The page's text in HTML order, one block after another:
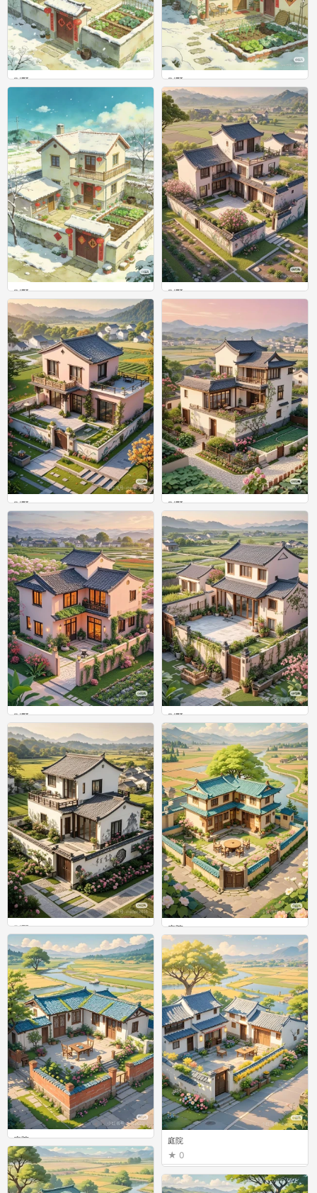
别墅
0
别墅
别墅
0
别墅
别墅
0
别墅
0
别墅
0
别墅
0
别墅
庭院
0
庭院
0
庭院
0